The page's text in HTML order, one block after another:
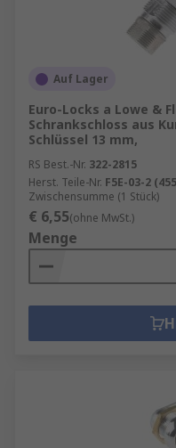
Auf Lager
Euro-Locks a Lowe &
Schrankschloss aus
Schlüssel 13 mm,
RS Best.-Nr. 322-2815
Herst. Teile-Nr. F5E-03-2
Zwischensumme (1 Stück)
€ 6,55(ohne MwSt.)
Menge